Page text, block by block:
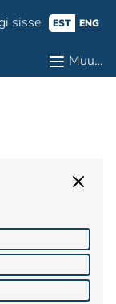
sisse EST ENG
Muu…